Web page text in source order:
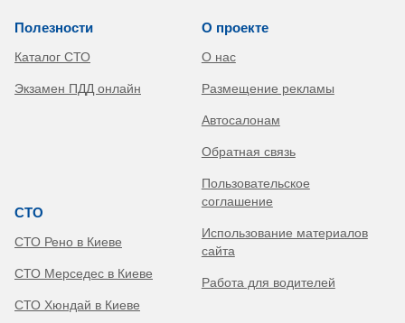
Полезности
Каталог СТО
Экзамен ПДД онлайн
СТО
СТО Рено в Киеве
СТО Мерседес в Киеве
СТО Хюндай в Киеве
О проекте
О нас
Размещение рекламы
Автосалонам
Обратная связь
Пользовательское
соглашение
Использование материалов
сайта
Работа для водителей